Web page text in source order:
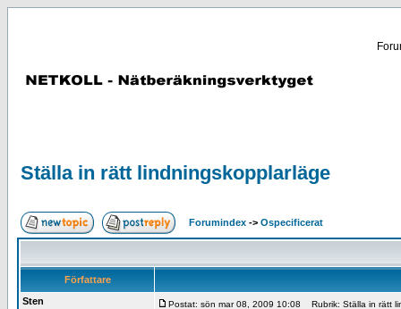
Ställa in rätt lindningskopplarläge
Forumindex -> Ospecificerat
Författare
Sten
Postat: sön mar 08, 2009 10:08 Rubrik: Ställa in rätt